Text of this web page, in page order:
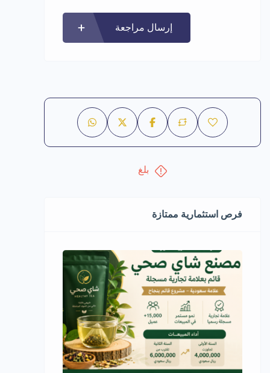
إرسال مراجعة
بلغ
فرص استثمارية ممتازة